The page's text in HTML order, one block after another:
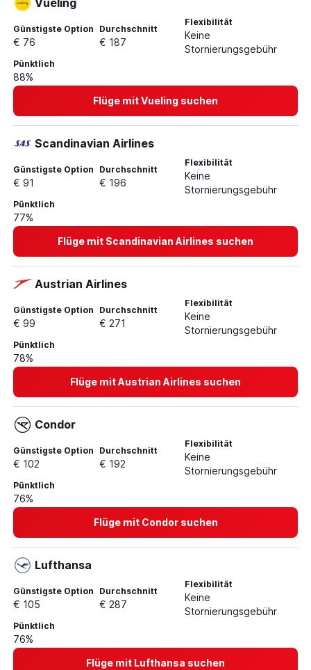
Flüge von Wien nach New York La Guardia
Flüge von Wien nach Split
Flüge von Wien nach Neapel
Flüge von Wien nach Kairo
Flüge von Wien nach Salzburg
Günstigste Option
€ 76
Durchschnitt
€ 187
Flexibilität
Keine
Stornierungsgebühr
Pünktlich
88%
Flüge mit Vueling suchen
Scandinavian Airlines
Günstigste Option
€ 91
Durchschnitt
€ 196
Flexibilität
Keine
Stornierungsgebühr
Pünktlich
77%
Flüge mit Scandinavian Airlines suchen
Austrian Airlines
Günstigste Option
€ 99
Durchschnitt
€ 271
Flexibilität
Keine
Stornierungsgebühr
Pünktlich
78%
Flüge mit Austrian Airlines suchen
Condor
Günstigste Option
€ 102
Durchschnitt
€ 192
Flexibilität
Keine
Stornierungsgebühr
Pünktlich
76%
Flüge mit Condor suchen
Lufthansa
Günstigste Option
€ 105
Durchschnitt
€ 287
Flexibilität
Keine
Stornierungsgebühr
Pünktlich
76%
Flüge mit Lufthansa suchen